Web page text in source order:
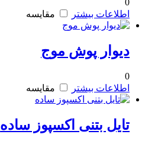
اطلاعات بیشتر
مقایسه
دیوار پوش موج
0
اطلاعات بیشتر
مقایسه
تایل بتنی اکسپوز ساده